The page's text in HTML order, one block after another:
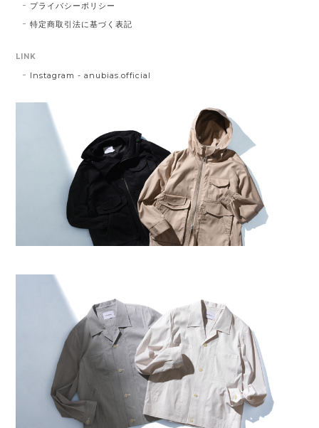
プライバシーポリシー
特定商取引法に基づく表記
LINK
Instagram - anubias.official